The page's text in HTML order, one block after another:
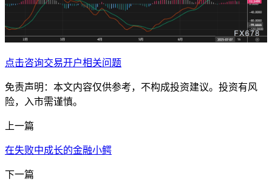
点击咨询交易开户相关问题
免责声明：本文内容仅供参考，不构成投资建议。投资有风
险，入市需谨慎。
上一篇
在失败中成长的金融小鳄
下一篇